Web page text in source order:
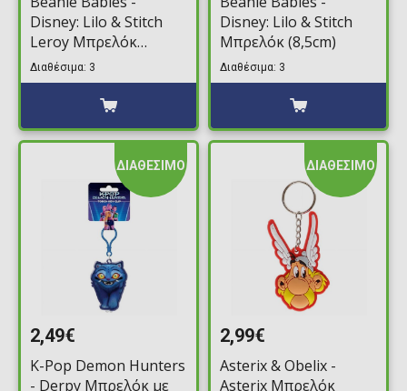
Disney: Lilo & Stitch
Leroy Μπρελόκ
(8,5cm)
Διαθέσιμα: 3
Disney: Lilo & Stitch
Μπρελόκ (8,5cm)
Διαθέσιμα: 3
ΔΙΑΘΕΣΙΜΟ
2,49€
K-Pop Demon Hunters
- Derpy Μπρελόκ με
ΔΙΑΘΕΣΙΜΟ
2,99€
Asterix & Obelix -
Asterix Μπρελόκ